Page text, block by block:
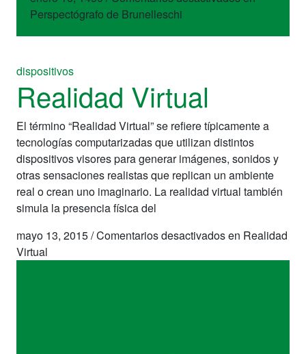
Perspectógrafo de Brunelleschi
dispositivos
Realidad Virtual
El término “Realidad Virtual” se refiere típicamente a
tecnologías computarizadas que utilizan distintos
dispositivos visores para generar imágenes, sonidos y
otras sensaciones realistas que replican un ambiente
real o crean uno imaginario. La realidad virtual también
simula la presencia física del
mayo 13, 2015/Comentarios desactivadosen Realidad
Virtual